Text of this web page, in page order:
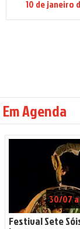
10 de janeiro
Em Agenda
30/07
Festival Sete